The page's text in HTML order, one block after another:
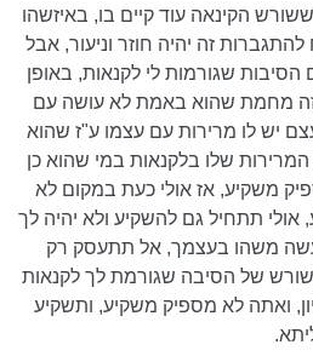
הקינאה עוד קיים בו, באיזשהו
זה יהיה חוזר וניעור, אבל
שגורמות לי לקנאות, באופן
זה מחמת שהוא באמת לא עושה עם
יש לו מרירות עם עצמו ע"ז שהוא
שלו בלקנאות במי שהוא כן
משקיע, אז אולי כעת במקום לא
אולי תתחיל גם להשקיע ולא יהיה לך
משהו בעצמך, אל תתעסק רק
של הסיבה שגורמת לך לקנאות
ואתה לא מספיק משקיע, ותשקיע